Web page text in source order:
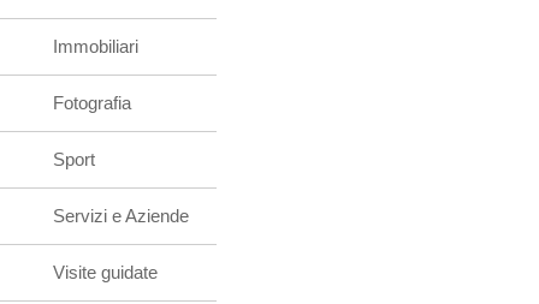
Immobiliari
Fotografia
Sport
Servizi e Aziende
Visite guidate